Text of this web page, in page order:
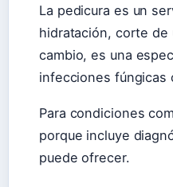
La pedicura es un
hidratación, corte de
cambio, es una
infecciones fúngicas
Para condiciones
porque incluye
puede ofrecer.